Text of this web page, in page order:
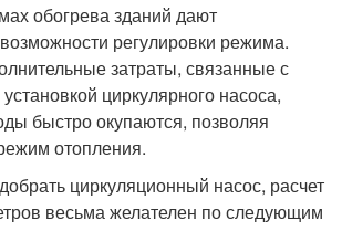
обогрева зданий дают
регулировки режима.
затраты, связанные с
циркулярного насоса,
быстро окупаются, позволяя
отопления.
циркуляционный насос, расчет
весьма желателен по следующим